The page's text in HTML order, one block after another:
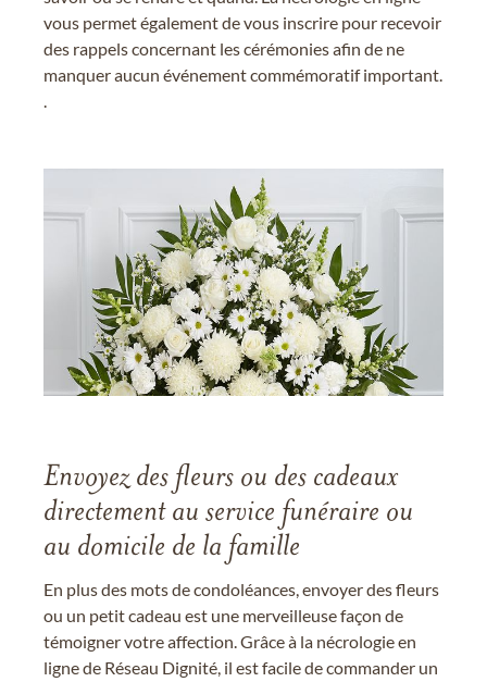
vous permet également de vous inscrire pour recevoir
des rappels concernant les cérémonies afin de ne
manquer aucun événement commémoratif important.
Envoyez des fleurs ou des cadeaux
directement au service funéraire ou
au domicile de la famille
En plus des mots de condoléances, envoyer des fleurs
ou un petit cadeau est une merveilleuse façon de
témoigner votre affection. Grâce à la nécrologie en
ligne de Réseau Dignité, il est facile de commander un